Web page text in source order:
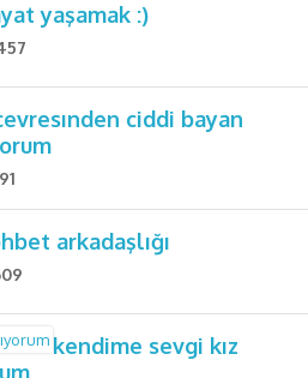
yaşamak :)
ciddi bayan
arkadaşlığı
kendime sevgi kız